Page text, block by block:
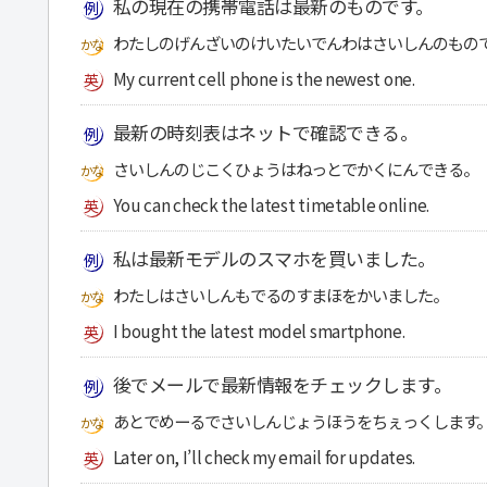
私の現在の携帯電話は最新のものです。
わたしのげんざいのけいたいでんわはさいしんのもの
My current cell phone is the newest one.
最新の時刻表はネットで確認できる。
さいしんのじこくひょうはねっとでかくにんできる。
You can check the latest timetable online.
私は最新モデルのスマホを買いました。
わたしはさいしんもでるのすまほをかいました。
I bought the latest model smartphone.
後でメールで最新情報をチェックします。
あとでめーるでさいしんじょうほうをちぇっくします。
Later on, I’ll check my email for updates.